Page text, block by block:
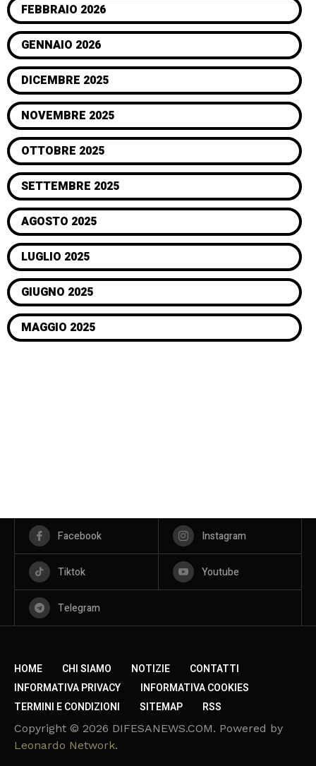
FEBBRAIO 2026
GENNAIO 2026
DICEMBRE 2025
NOVEMBRE 2025
OTTOBRE 2025
SETTEMBRE 2025
AGOSTO 2025
LUGLIO 2025
GIUGNO 2025
MAGGIO 2025
Facebook Instagram
Tiktok Youtube
Telegram
HOME CHI SIAMO NOTIZIE
CONTATTI
INFORMATIVA PRIVACY
INFORMATIVA COOKIES
TERMINI E CONDIZIONI
SITEMAP RSS
Copyright © 2026 DIFESANEWS.COM. Powered by
Leonardo Network.